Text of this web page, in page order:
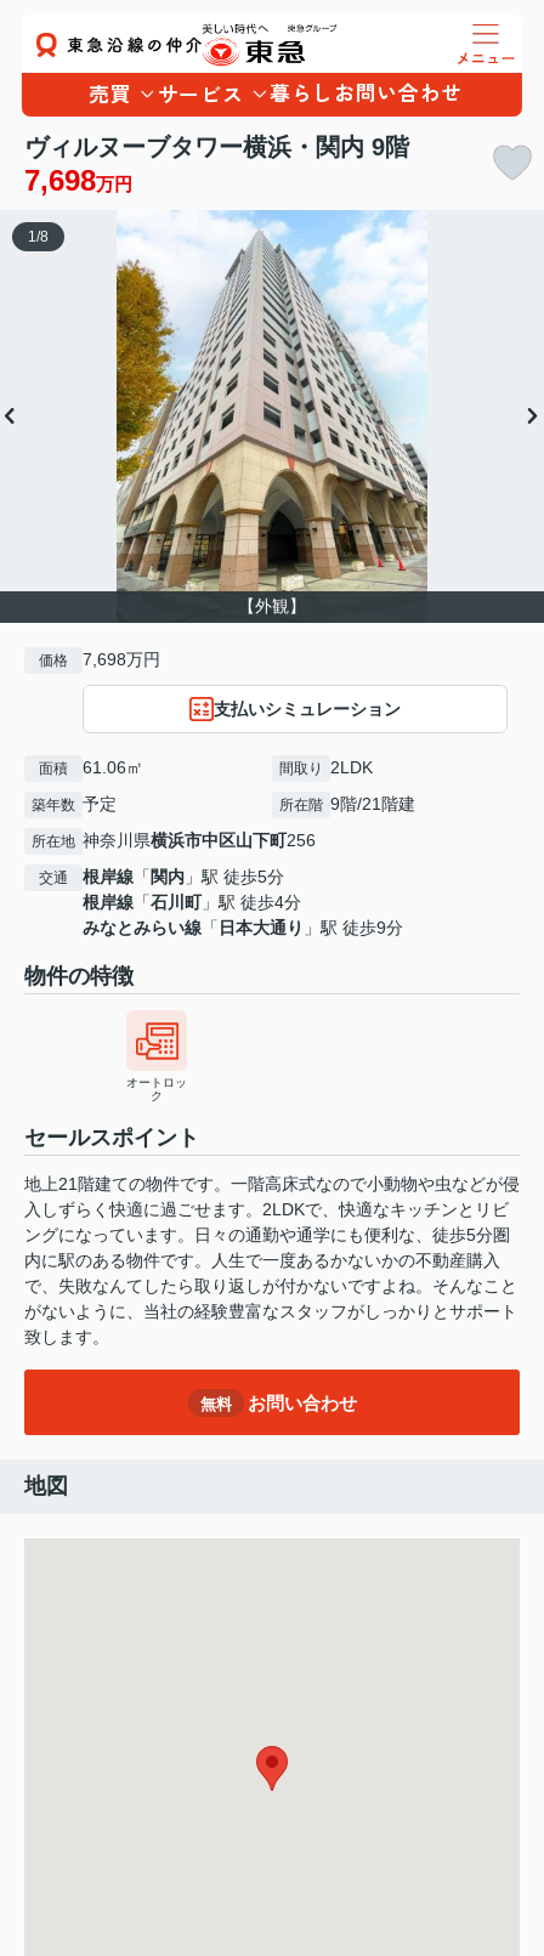
売買 サービス 暮らし お問い合わせ
ヴィルヌーブタワー横浜・関内 9階
7,698万円
【外観】
1 /8
価格 7,698万円
支払いシミュレーション
面積 61.06㎡ 間取り 2LDK
築年数 予定 所在階 9階/21階建
所在地 神奈川県横浜市中区山下町256
交通 根岸線 「 関内 」駅 徒歩5分
根岸線 「石川町」駅 徒歩4分
みなとみらい線 「 日本大通り 」駅 徒歩9分
物件の特徴
オートロッ
ク
セールスポイント
地上21階建ての物件です。一階高床式なので小動物や虫などが侵
入しずらく快適に過ごせます。2LDKで、快適なキッチンとリビ
ングになっています。日々の通勤や通学にも便利な、徒歩5分圏
内に駅のある物件です。人生で一度あるかないかの不動産購入
で、失敗なんてしたら取り返しが付かないですよね。そんなこと
がないように、当社の経験豊富なスタッフがしっかりとサポート
致します。
無料 お問い合わせ
地図